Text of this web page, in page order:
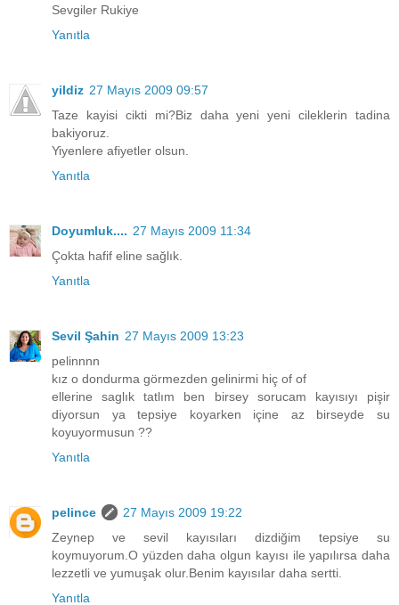
Sevgiler Rukiye
Yanıtla
yildiz 27 Mayıs 2009 09:57
Taze kayisi cikti mi?Biz daha yeni yeni cileklerin tadina
bakiyoruz.
Yiyenlere afiyetler olsun.
Yanıtla
Doyumluk.... 27 Mayıs 2009 11:34
Çokta hafif eline sağlık.
Yanıtla
Sevil Şahin 27 Mayıs 2009 13:23
pelinnnn
kız o dondurma görmezden gelinirmi hiç of of
ellerine saglık tatlım ben birsey sorucam kayısıyı pişir
diyorsun ya tepsiye koyarken içine az birseyde su
koyuyormusun ??
Yanıtla
pelince
27 Mayıs 2009 19:22
Zeynep ve sevil kayısıları dizdiğim tepsiye su
koymuyorum.O yüzden daha olgun kayısı ile yapılırsa daha
lezzetli ve yumuşak olur.Benim kayısılar daha sertti.
Yanıtla